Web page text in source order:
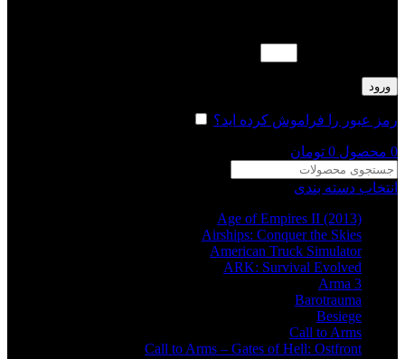
ورود
رمز عبور را فراموش کرده اید؟
0 محصول 0 تومان
انتخاب دسته بندی
Age of Empires II (2013)
Airships: Conquer the Skies
American Truck Simulator
ARK: Survival Evolved
Arma 3
Barotrauma
Besiege
Call to Arms
Call to Arms – Gates of Hell: Ostfront